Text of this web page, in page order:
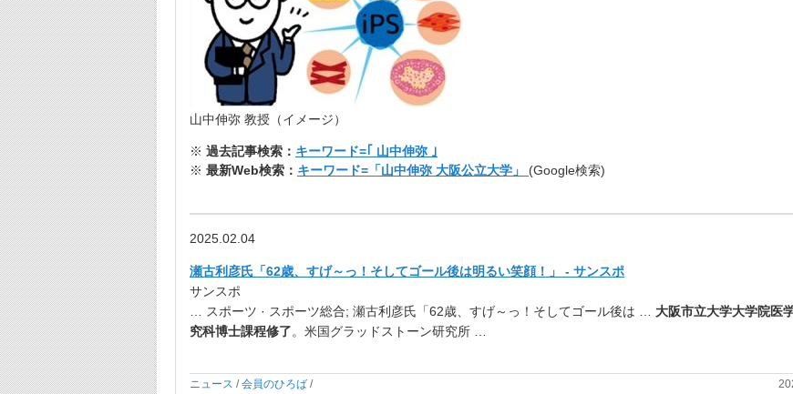
山中伸弥 教授（イメージ）
※ 過去記事検索： キーワード=｢ 山中伸弥 ｣
※ 最新Web検索： キーワード=「山中伸弥 大阪公立大学」 (Google検索)
2025.02.04
瀬古利彦氏「62歳、すげ～っ！そしてゴール後は明るい笑顔！」 - サンスポ
サンスポ
… スポーツ · スポーツ総合; 瀬古利彦氏「62歳、すげ～っ！そしてゴール後は … 大阪市立大学大学院医
究科博士課程修了。米国グラッドストーン研究所 …
ニュース /会員のひろば /